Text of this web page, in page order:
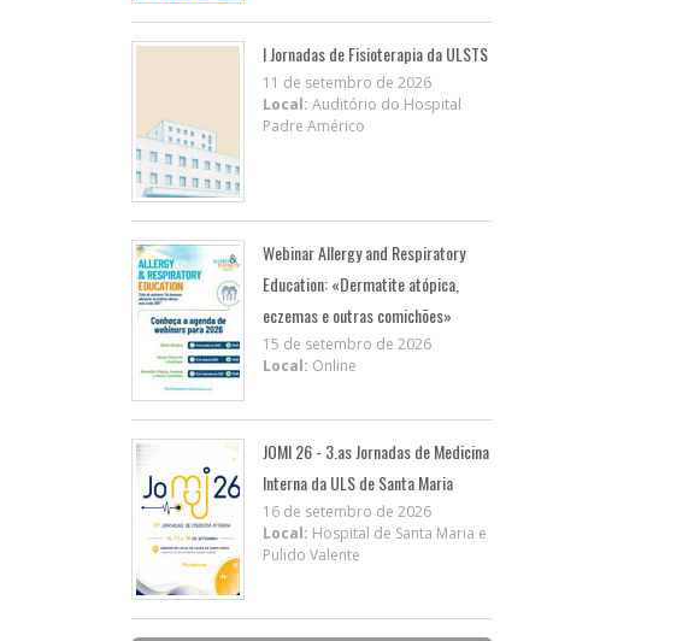
I Jornadas de Fisioterapia da ULSTS
11 de setembro de 2026
Local: Auditório do Hospital
Padre Américo
Webinar Allergy and Respiratory
Education: «Dermatite atópica,
eczemas e outras comichões»
15 de setembro de 2026
Local: Online
JOMI 26 - 3.as Jornadas de Medicina
Interna da ULS de Santa Maria
16 de setembro de 2026
Local: Hospital de Santa Maria e
Pulido Valente